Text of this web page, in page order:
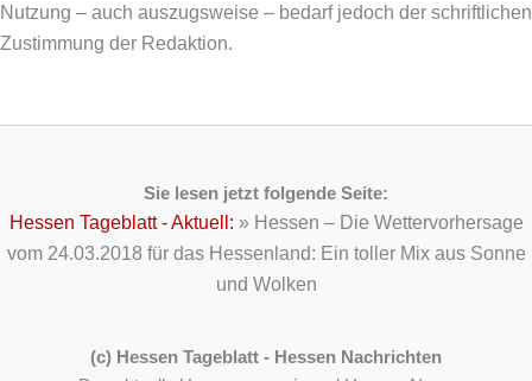
Nutzung – auch auszugsweise – bedarf jedoch der schriftlichen
Zustimmung der Redaktion.
Sie lesen jetzt folgende Seite:
Hessen Tageblatt - Aktuell: » Hessen – Die Wettervorhersage
vom 24.03.2018 für das Hessenland: Ein toller Mix aus Sonne
und Wolken
(c) Hessen Tageblatt - Hessen Nachrichten